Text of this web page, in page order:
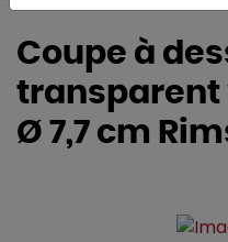
Coupe à
transparent
Ø 7,7 cm